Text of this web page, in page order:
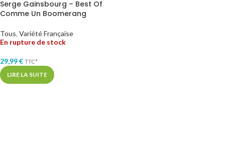
Serge Gainsbourg – Best Of
Comme Un Boomerang
Tous, Variété Française
En rupture de stock
29,99€ TTC*
LIRE LA SUITE